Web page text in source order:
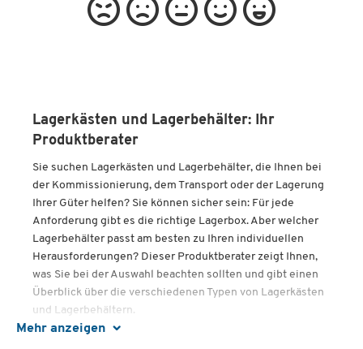
Mehr anzeigen
Lagerkästen und Lagerbehälter: Ihr
Produktberater
Sie suchen Lagerkästen und Lagerbehälter, die Ihnen bei
der Kommissionierung, dem Transport oder der Lagerung
Ihrer Güter helfen? Sie können sicher sein: Für jede
Anforderung gibt es die richtige Lagerbox. Aber welcher
Lagerbehälter passt am besten zu Ihren individuellen
Herausforderungen? Dieser Produktberater zeigt Ihnen,
was Sie bei der Auswahl beachten sollten und gibt einen
Überblick über die verschiedenen Typen von Lagerkästen
und Lagerbehältern.